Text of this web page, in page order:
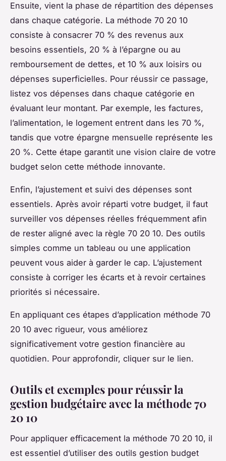
Ensuite, vient la phase de répartition des dépenses
dans chaque catégorie. La méthode 70 20 10
consiste à consacrer 70 % des revenus aux
besoins essentiels, 20 % à l’épargne ou au
remboursement de dettes, et 10 % aux loisirs ou
dépenses superficielles. Pour réussir ce passage,
listez vos dépenses dans chaque catégorie en
évaluant leur montant. Par exemple, les factures,
l’alimentation, le logement entrent dans les 70 %,
tandis que votre épargne mensuelle représente les
20 %. Cette étape garantit une vision claire de votre
budget selon cette méthode innovante.
Enfin, l’ajustement et suivi des dépenses sont
essentiels. Après avoir réparti votre budget, il faut
surveiller vos dépenses réelles fréquemment afin
de rester aligné avec la règle 70 20 10. Des outils
simples comme un tableau ou une application
peuvent vous aider à garder le cap. L’ajustement
consiste à corriger les écarts et à revoir certaines
priorités si nécessaire.
En appliquant ces étapes d’application méthode 70
20 10 avec rigueur, vous améliorez
significativement votre gestion financière au
quotidien. Pour approfondir, cliquer sur le lien.
Outils et exemples pour réussir la
gestion budgétaire avec la méthode 70
20 10
Pour appliquer efficacement la méthode 70 20 10, il
est essentiel d’utiliser des outils gestion budget